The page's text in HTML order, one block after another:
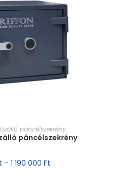
páncélszekrény
páncélszekrény
– 1 190 000 Ft